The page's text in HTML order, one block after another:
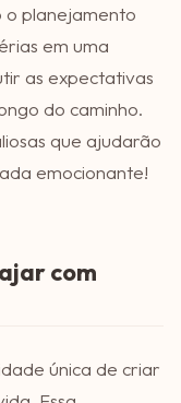
o planejamento
em uma
as expectativas
do caminho.
que ajudarão
emocionante!
com
única de criar